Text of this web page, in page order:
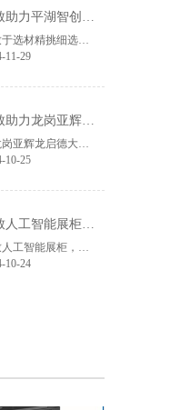
精致助力平湖智创园项目
精致于选材精挑细选，铸就高品质工作台。台面选取耐磨抗压材质，经久耐用。结构稳固坚实，可承重压而无变形之虞。设计上深度融合人体工学，高度合理，使用者操作倍感舒适。外观简约时尚，与园区整体风貌相得益彰，尽显和谐之美。精致秉持专业精神与精湛工艺，为平湖智创园项目使用方呈献兼具实用与美观的工作台，有力推动项目高效运作与优质呈现。
11-29
精致助力龙岗亚辉龙启德大厦项目
在龙岗亚辉龙启德大厦项目中，深圳市精致网络设备有限公司提供的工作台凭借其高品质的耐磨材质、稳固的结构以及符合人体工学的设计，成为了项目的一大亮点，为使用方提供了实用与美观兼具的办公解决方案。
10-25
精致人工智能展柜助力中科融合算力中心威海分中心提升展示效果
精致人工智能展柜，强势助力威海中科融合算力中心，共同打造科技新亮点，展现非凡魅力。
10-24
柜